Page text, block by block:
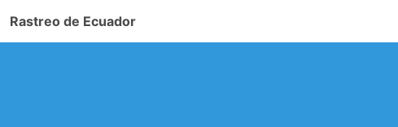
Rastreo de Ecuador